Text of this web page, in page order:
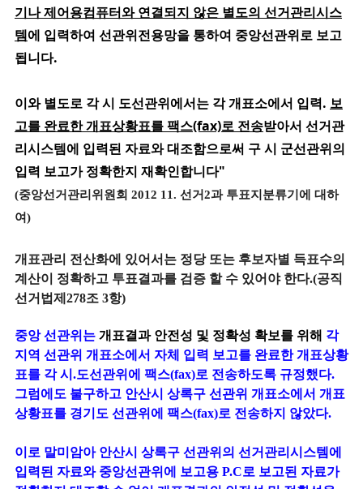
기나 제어용컴퓨터와 연결되지 않은 별도의 선거관리시스
템에 입력하여 선관위전용망을 통하여 중앙선관위로 보고
됩니다.
이와 별도로 각 시 도선관위에서는 각 개표소에서 입력. 보
고를 완료한 개표상황표를 팩스(fax)로 전송받아서 선거관
리시스템에 입력된 자료와 대조함으로써 구 시 군선관위의
입력 보고가 정확한지 재확인합니다"
(중앙선거관리위원회 2012 11. 선거2과 투표지분류기에 대하
여)
개표관리 전산화에 있어서는 정당 또는 후보자별 득표수의
계산이 정확하고 투표결과를 검증 할 수 있어야 한다.(공직
선거법제278조 3항)
중앙 선관위는 개표결과 안전성 및 정확성 확보를 위해 각
지역 선관위 개표소에서 자체 입력 보고를 완료한 개표상황
표를 각 시.도선관위에 팩스(fax)로 전송하도록 규정했다.
그럼에도 불구하고 안산시 상록구 선관위 개표소에서 개표
상황표를 경기도 선관위에 팩스(fax)로 전송하지 않았다.
이로 말미암아 안산시 상록구 선관위의 선거관리시스템에
입력된 자료와 중앙선관위에 보고용 P.C로 보고된 자료가